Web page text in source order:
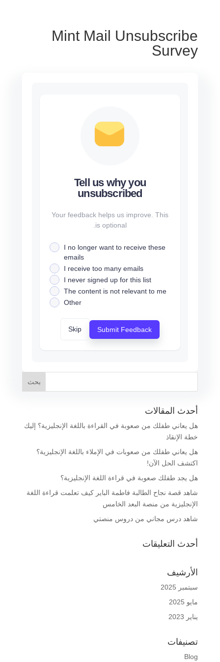
Mint Mail Unsubscribe
Survey
Tell us why you
unsubscribed
Your feedback helps us improve. This
is optional.
I no longer want to receive these
emails
I receive too many emails
I never signed up for this list
The content is not relevant to me
Other
Submit Feedback
Skip
أحدث المقالات
هل يعاني طفلك من صعوبة في القراءة باللغة الإنجليزية؟ إليك
خطة الإنقاذ
هل يعاني طفلك من صعوبات في الإملاء باللغة الإنجليزية؟
اكتشف الحل الآن!
هل يجد طفلك صعوبة في قراءة اللغة الإنجليزية؟
شاهد قصة نجاح الطالبة فاطمة الباير كيف تعلمت قراءة اللغة
الإنجليزية من منصة البعد الخامس
شاهد درس مجاني من دروس منصتي
أحدث التعليقات
الأرشيف
سبتمبر 2025
مايو 2025
يناير 2023
تصنيفات
Blog